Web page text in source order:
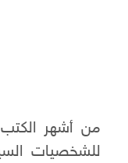
من أشهر الكتب
للشخصيات